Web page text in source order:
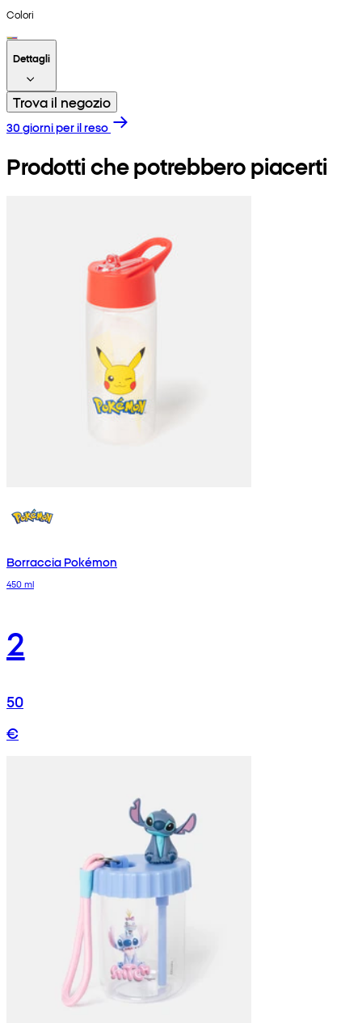
Colori
Dettagli
Trova il negozio
30 giorni per il reso
Prodotti che potrebbero piacerti
Borraccia Pokémon
450 ml
2
50
€